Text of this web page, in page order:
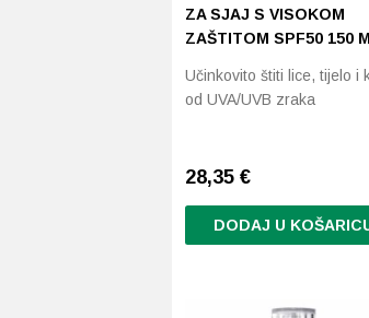
ZA SJAJ S VISOKOM
ZAŠTITOM SPF50 150
Učinkovito štiti lice, tijelo i
od UVA/UVB zraka
28,35 €
DODAJ U